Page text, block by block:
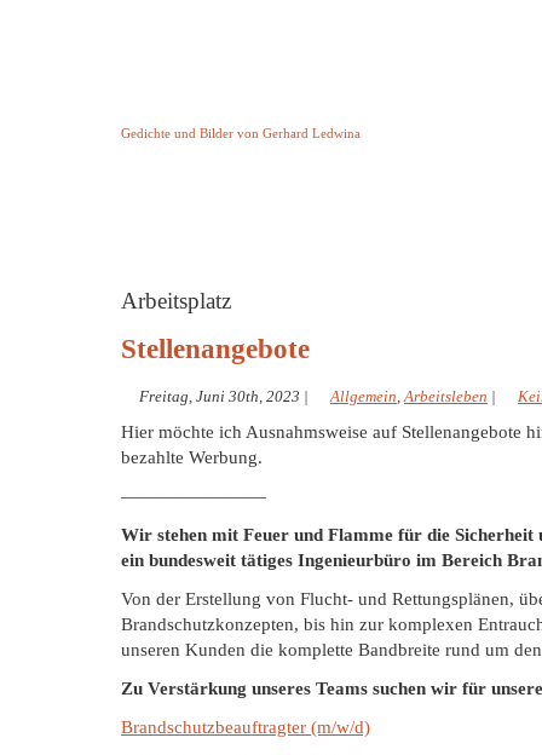
Gedichte und Bilder von Gerhard Ledwina
Arbeitsplatz
Stellenangebote
Freitag, Juni 30th, 2023 | Allgemein,Arbeitsleben |
Hier möchte ich Ausnahmsweise auf Stellenangebote
bezahlte Werbung.
————————
Wir stehen mit Feuer und Flamme für die
ein bundesweit tätiges Ingenieurbüro im Bereich
Von der Erstellung von Flucht- und Rettungsplänen,
Brandschutzkonzepten, bis hin zur komplexen
unseren Kunden die komplette Bandbreite rund um
Zu Verstärkung unseres Teams suchen wir für
Brandschutzbeauftragter (m/w/d)